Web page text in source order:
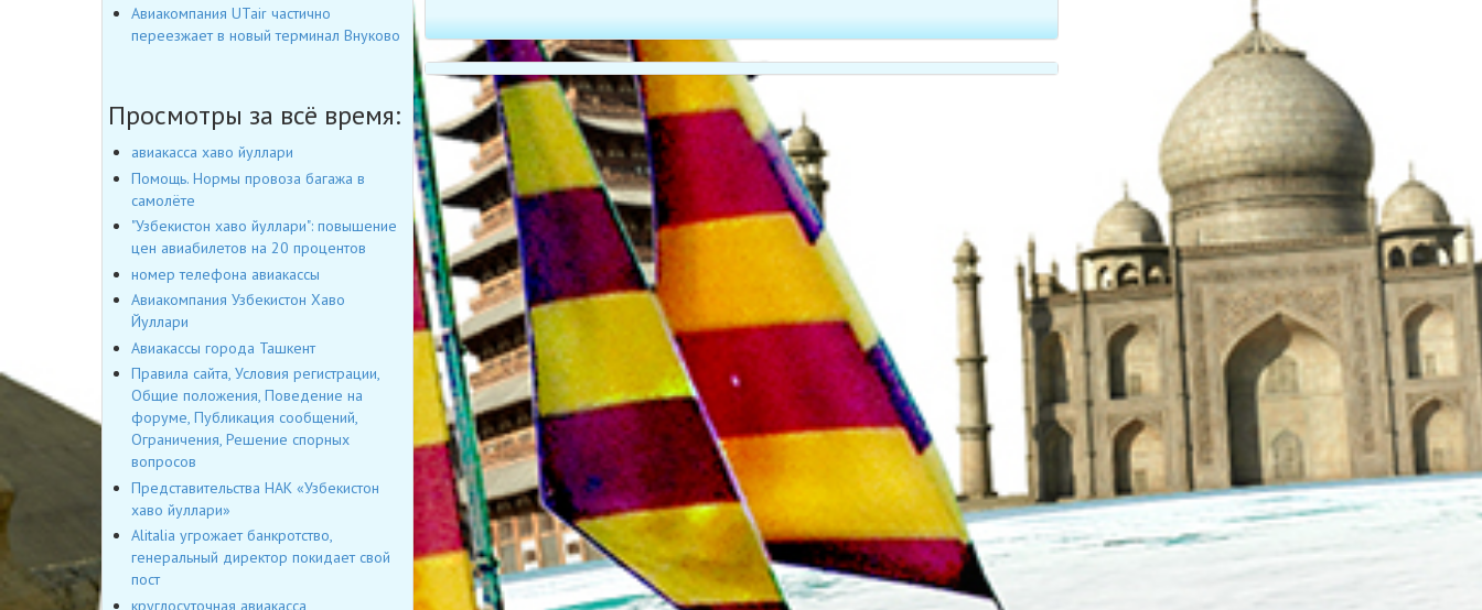
Авиакомпания UTair частично
переезжает в новый терминал Внуково
Просмотры за всё время:
авиакасса хаво йуллари
Помощь. Нормы провоза багажа в
самолёте
"Узбекистон хаво йуллари": повышение
цен авиабилетов на 20 процентов
номер телефона авиакассы
Авиакомпания Узбекистон Хаво
Йуллари
Авиакассы города Ташкент
Правила сайта, Условия регистрации,
Общие положения, Поведение на
форуме, Публикация сообщений,
Ограничения, Решение спорных
вопросов
Представительства НАК «Узбекистон
хаво йуллари»
Alitalia угрожает банкротство,
генеральный директор покидает свой
пост
круглосуточная авиакасса